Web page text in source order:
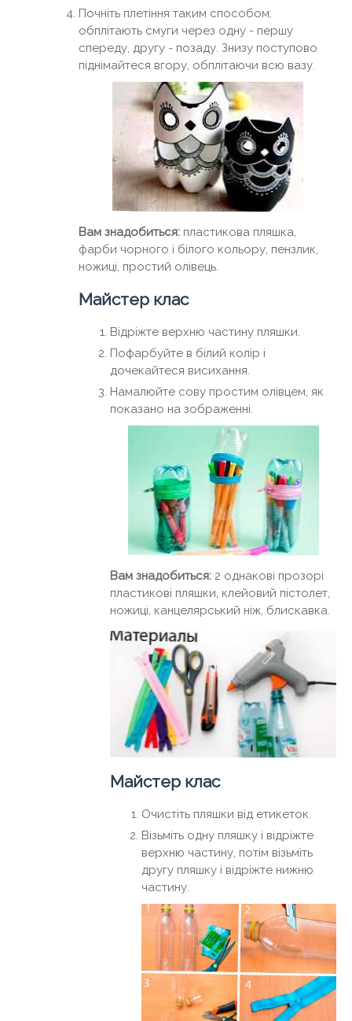
Почніть плетіння таким способом:
обплітають смуги через одну - першу
спереду, другу - позаду. Знизу поступово
піднімайтеся вгору, обплітаючи всю вазу.
Вам знадобиться: пластикова пляшка,
фарби чорного і білого кольору, пензлик,
ножиці, простий олівець.
Майстер клас
Відріжте верхню частину пляшки.
Пофарбуйте в білий колір і
дочекайтеся висихання.
Намалюйте сову простим олівцем, як
показано на зображенні.
Вам знадобиться: 2 однакові прозорі
пластикові пляшки, клейовий пістолет,
ножиці, канцелярський ніж, блискавка.
Майстер клас
Очистіть пляшки від етикеток.
Візьміть одну пляшку і відріжте
верхню частину, потім візьміть
другу пляшку і відріжте нижню
частину.